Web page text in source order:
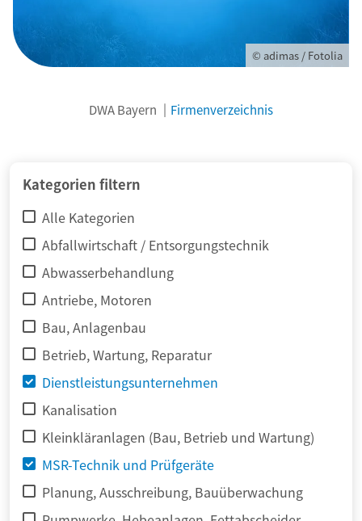
© adimas / Fotolia
DWA Bayern Firmenverzeichnis
Kategorien filtern
Alle Kategorien
Abfallwirtschaft / Entsorgungstechnik
Abwasserbehandlung
Antriebe, Motoren
Bau, Anlagenbau
Betrieb, Wartung, Reparatur
Dienstleistungsunternehmen
Kanalisation
Kleinkläranlagen (Bau, Betrieb und Wartung)
MSR-Technik und Prüfgeräte
Planung, Ausschreibung, Bauüberwachung